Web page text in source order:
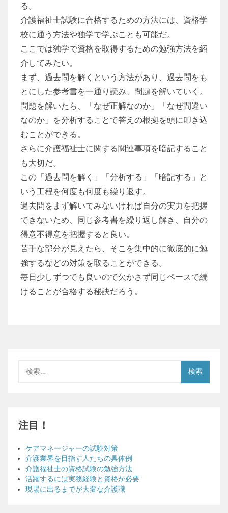
る。
介護福祉士試験に合格するための方法には、資格学
校に通う方法や独学で学ぶことも可能だ。
ここでは独学で資格を取得するための勉強方法を紹
介してみたい。
まず、過去問を解くという方法があり、過去問をも
とにした参考書を一通り読み、問題を解いていく。
問題を解いたら、「なぜ正解なのか」「なぜ間違い
なのか」を分析することで答えの根拠を頭に叩き込
むことができる。
さらに介護福祉士に関する関連事項を暗記すること
も大切だ。
この「過去問を解く」「分析する」「暗記する」と
いう工程を何度も何度も繰り返す。
過去問をまず解いてみないければ自分の実力を把握
できないため、同じ参考書を繰り返し解き、自分の
得意不得意を把握すると良い。
苦手な部分が見えたら、そこを集中的に徹底的に勉
強するなどの対策を取ることができる。
毎日少しずつでも良いので欠かさず同じペースで続
けることが合格する秘訣だろう。
索:
注目！
ケアマネージャーの試験対策
介護業界を目指す人たちの具体例
介護福祉士の資格試験の勉強方法
活躍するには実務経験と資格が必要
現場に出るまでが大変な介護職